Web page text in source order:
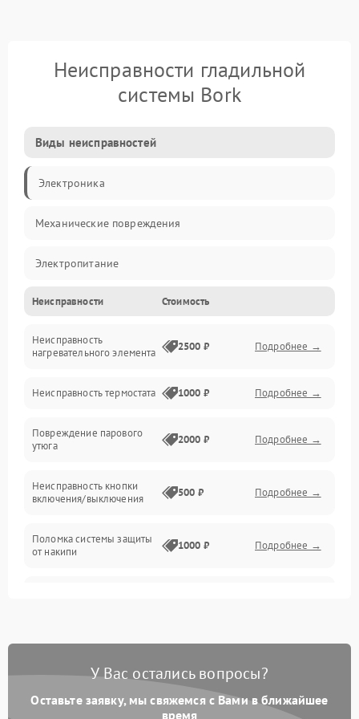
Неисправности гладильной
системы Bork
Виды неисправностей
Электроника
Механические повреждения
Электропитание
Пар
Герметичность
Электроника/Механические
Неисправности Стоимость
Неисправность
нагревательного элемента
2500 ₽ Подробнее →
Неисправность термостата 1000 ₽ Подробнее →
Повреждение парового
утюга
2000 ₽ Подробнее →
Неисправность кнопки
включения/выключения
500 ₽ Подробнее →
Поломка системы защиты
от накипи
1000 ₽ Подробнее →
Поломка системы
Неисправность системы
У Вас остались вопросы?
Оставьте заявку, мы свяжемся с Вами в ближайшее
время